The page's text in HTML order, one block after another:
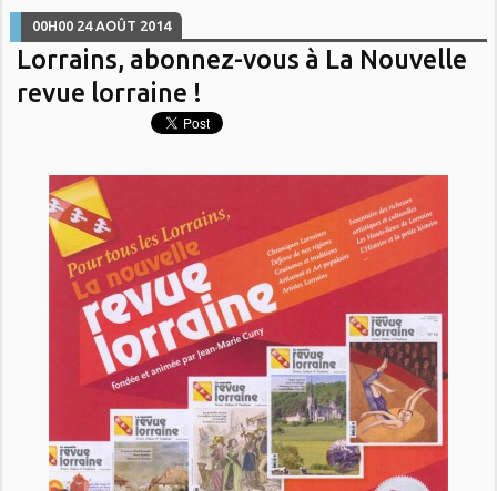
00H00 24 AOÛT 2014
Lorrains, abonnez-vous à La Nouvelle
revue lorraine !